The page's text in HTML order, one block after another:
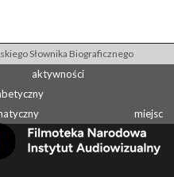
Słownika Biograficznego
aktywności
miejsc